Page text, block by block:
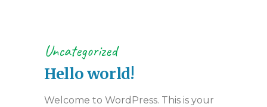
Uncategorized
Hello world!
Welcome to WordPress. This is your